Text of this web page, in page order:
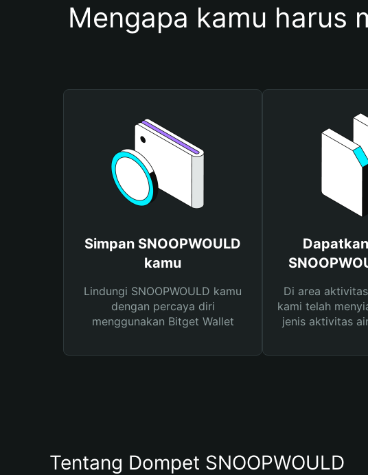
Mengapa kamu harus
Simpan SNOOPWOULD
kamu
Lindungi SNOOPWOULD kamu
dengan percaya diri
menggunakan Bitget Wallet
Di area
kami telah
jenis aktivitas
Tentang Dompet SNOOPWOULD